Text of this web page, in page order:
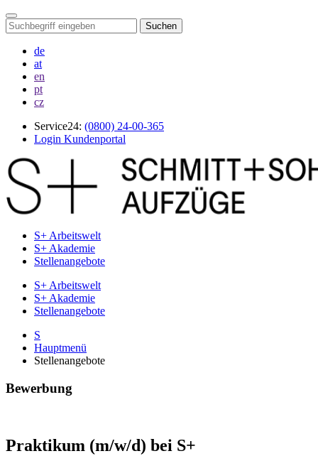
Suchen
de
at
en
pt
cz
Service24: (0800) 24-00-365
Login Kundenportal
S+ Arbeitswelt
S+ Akademie
Stellenangebote
S+ Arbeitswelt
S+ Akademie
Stellenangebote
S
Hauptmenü
Stellenangebote
Bewerbung
Praktikum (m/w/d) bei S+